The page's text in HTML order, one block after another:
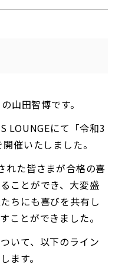
山田智博です。
LOUNGEにて「令和3
催いたしました。
れた皆さまが合格の喜
ことができ、大変盛
ちにも喜びを共有し
ことができました。
いて、以下のライン
ます。